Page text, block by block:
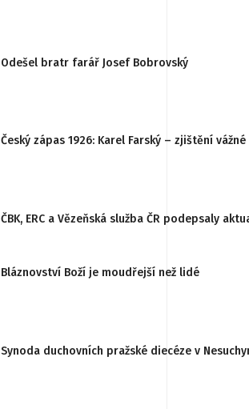
Odešel bratr farář Josef Bobrovský
Český zápas 1926: Karel Farský – zjištění
ČBK, ERC a Vězeňská služba ČR podepsaly
Bláznovství Boží je moudřejší než lidé
Synoda duchovních pražské diecéze v